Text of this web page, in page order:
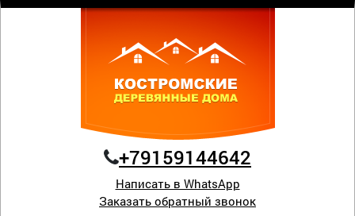
+79159144642
Написать в WhatsApp
Заказать обратный звонок